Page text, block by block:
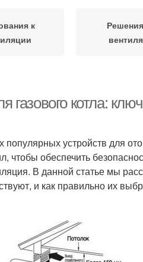
к
котла:
устройств для
чтобы обеспечить
В данной статье мы
и как правильно их